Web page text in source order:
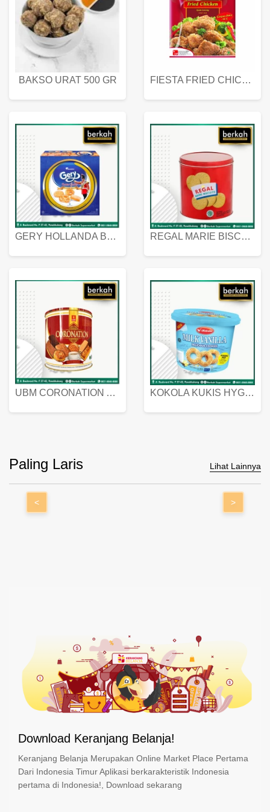
BAKSO URAT 500 GR FIESTA FRIED CHICKEN 500 GR
GERY HOLLANDA BUTTER COOKIES 450 GRAM REGAL MARIE BISCUIT KALENG 550 GRAM
UBM CORONATION ASSORTED BISKUIT KALENG 450 GRAM KOKOLA KUKIS HYGIENIC MILK VANILLA PACK 320 GR
Paling Laris Lihat Lainnya
< >
Download Keranjang Belanja!
Keranjang Belanja Merupakan Online Market Place Pertama
Dari Indonesia Timur Aplikasi berkarakteristik Indonesia
pertama di Indonesia!, Download sekarang